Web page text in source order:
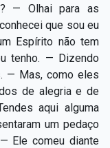
— Olhai para as
que sou eu
Espírito não tem
tenho. — Dizendo
— Mas, como eles
de alegria e de
aqui alguma
um pedaço
Ele comeu diante